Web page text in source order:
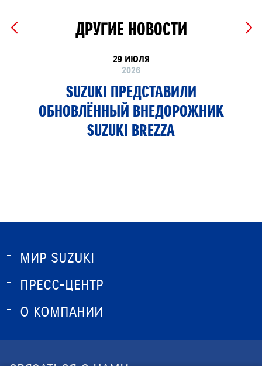
ДРУГИЕ НОВОСТИ
29 ИЮЛЯ
2026
SUZUKI ПРЕДСТАВИЛИ
ОБНОВЛЁННЫЙ ВНЕДОРОЖНИК
SUZUKI BREZZA
МИР SUZUKI
О SUZUKI
ПРЕСС-ЦЕНТР
НОВОСТИ
О КОМПАНИИ